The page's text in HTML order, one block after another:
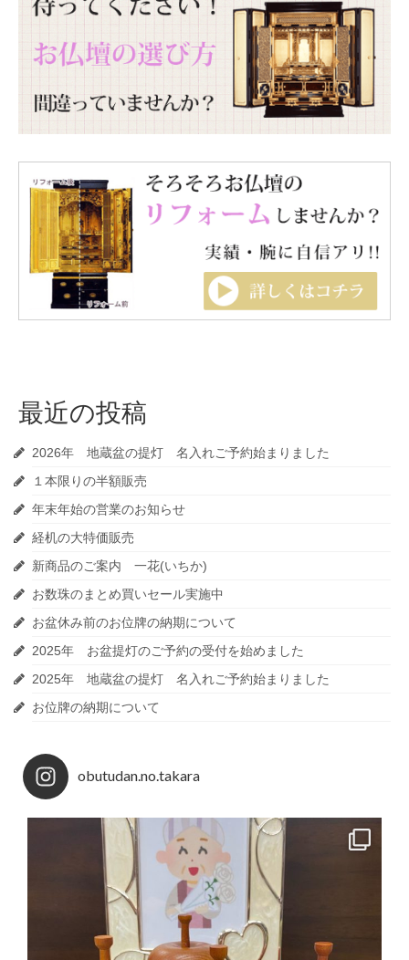
最近の投稿
2026年 地蔵盆の提灯 名入れご予約始まりました
１本限りの半額販売
年末年始の営業のお知らせ
経机の大特価販売
新商品のご案内 一花(いちか)
お数珠のまとめ買いセール実施中
お盆休み前のお位牌の納期について
2025年 お盆提灯のご予約の受付を始めました
2025年 地蔵盆の提灯 名入れご予約始まりました
お位牌の納期について
obutudan.no.takara